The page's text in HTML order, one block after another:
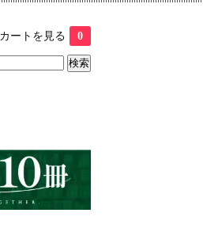
カートを見る 0